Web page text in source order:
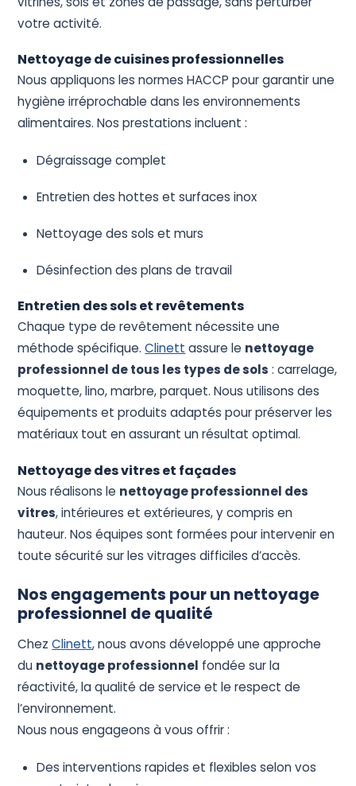
votre activité.
Nettoyage de cuisines professionnelles
Nous appliquons les normes HACCP pour garantir une
hygiène irréprochable dans les environnements
alimentaires. Nos prestations incluent :
Dégraissage complet
Entretien des hottes et surfaces inox
Nettoyage des sols et murs
Désinfection des plans de travail
Entretien des sols et revêtements
Chaque type de revêtement nécessite une
méthode spécifique.Clinett assure le nettoyage
professionnel de tous les types de sols : carrelage,
moquette, lino, marbre, parquet. Nous utilisons des
équipements et produits adaptés pour préserver les
matériaux tout en assurant un résultat optimal.
Nettoyage des vitres et façades
Nous réalisons le nettoyage professionnel des
vitres, intérieures et extérieures, y compris en
hauteur. Nos équipes sont formées pour intervenir en
toute sécurité sur les vitrages difficiles d’accès.
Nos engagements pour un nettoyage
professionnel de qualité
ChezClinett, nous avons développé une approche
du nettoyage professionnel fondée sur la
réactivité, la qualité de service et le respect de
l’environnement.
Nous nous engageons à vous offrir :
Des interventions rapides et flexibles selon vos